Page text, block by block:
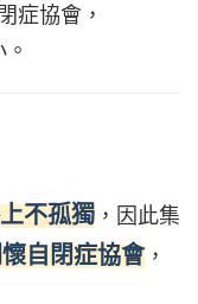
症協會，
不孤獨 ，因此集
自閉症協會，